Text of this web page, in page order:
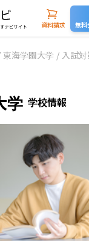
資料請求 無料
東海学園大学 / 入試
学 学校情報